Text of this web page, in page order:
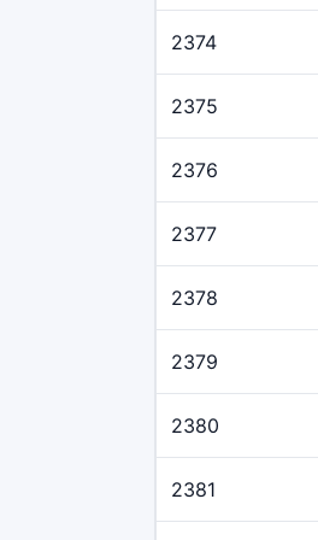
2374
2375
2376
2377
2378
2379
2380
2381